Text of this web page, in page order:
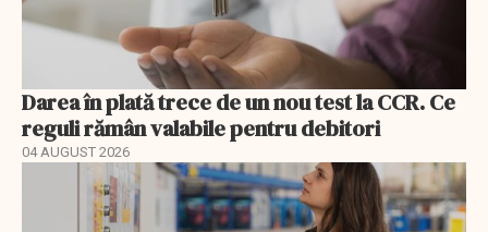
Darea în plată trece de un nou test la CCR. Ce
reguli rămân valabile pentru debitori
04 AUGUST 2026